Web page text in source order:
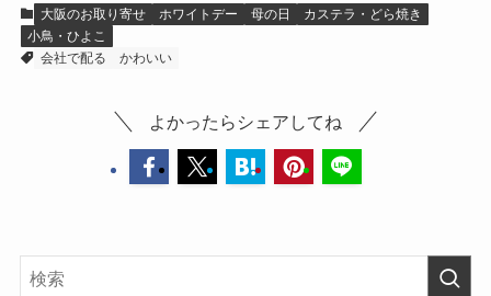
大阪のお取り寄せ ホワイトデー 母の日
カステラ・どら焼き
小鳥・ひよこ
会社で配る
かわいい
よかったらシェアしてね